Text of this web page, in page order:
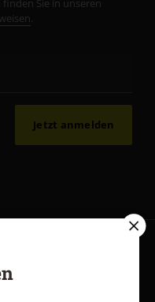
Sie in unseren
.
Jetzt anmelden